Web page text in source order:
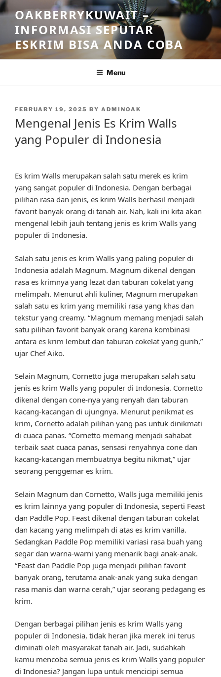
Skip
to
content
OAKBERRYKUWAIT –
INFORMASI SEPUTAR
ESKRIM BISA ANDA COBA
Menu
POSTED
FEBRUARY 19, 2025 BY ADMINOAK
Mengenal Jenis Es Krim Walls
yang Populer di Indonesia
Es krim Walls merupakan salah satu merek es krim
yang sangat populer di Indonesia. Dengan berbagai
pilihan rasa dan jenis, es krim Walls berhasil menjadi
favorit banyak orang di tanah air. Nah, kali ini kita akan
mengenal lebih jauh tentang jenis es krim Walls yang
populer di Indonesia.
Salah satu jenis es krim Walls yang paling populer di
Indonesia adalah Magnum. Magnum dikenal dengan
rasa es krimnya yang lezat dan taburan cokelat yang
melimpah. Menurut ahli kuliner, Magnum merupakan
salah satu es krim yang memiliki rasa yang khas dan
tekstur yang creamy. “Magnum memang menjadi salah
satu pilihan favorit banyak orang karena kombinasi
antara es krim lembut dan taburan cokelat yang gurih,”
ujar Chef Aiko.
Selain Magnum, Cornetto juga merupakan salah satu
jenis es krim Walls yang populer di Indonesia. Cornetto
dikenal dengan cone-nya yang renyah dan taburan
kacang-kacangan di ujungnya. Menurut penikmat es
krim, Cornetto adalah pilihan yang pas untuk dinikmati
di cuaca panas. “Cornetto memang menjadi sahabat
terbaik saat cuaca panas, sensasi renyahnya cone dan
kacang-kacangan membuatnya begitu nikmat,” ujar
seorang penggemar es krim.
Selain Magnum dan Cornetto, Walls juga memiliki jenis
es krim lainnya yang populer di Indonesia, seperti Feast
dan Paddle Pop. Feast dikenal dengan taburan cokelat
dan kacang yang melimpah di atas es krim vanilla.
Sedangkan Paddle Pop memiliki variasi rasa buah yang
segar dan warna-warni yang menarik bagi anak-anak.
“Feast dan Paddle Pop juga menjadi pilihan favorit
banyak orang, terutama anak-anak yang suka dengan
rasa manis dan warna cerah,” ujar seorang pedagang es
krim.
Dengan berbagai pilihan jenis es krim Walls yang
populer di Indonesia, tidak heran jika merek ini terus
diminati oleh masyarakat tanah air. Jadi, sudahkah
kamu mencoba semua jenis es krim Walls yang populer
di Indonesia? Jangan lupa untuk mencicipi semua